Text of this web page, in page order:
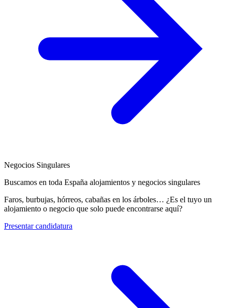
Negocios Singulares
Buscamos en toda España alojamientos y negocios singulares
Faros, burbujas, hórreos, cabañas en los árboles… ¿Es el tuyo un
alojamiento o negocio que solo puede encontrarse aquí?
Presentar candidatura